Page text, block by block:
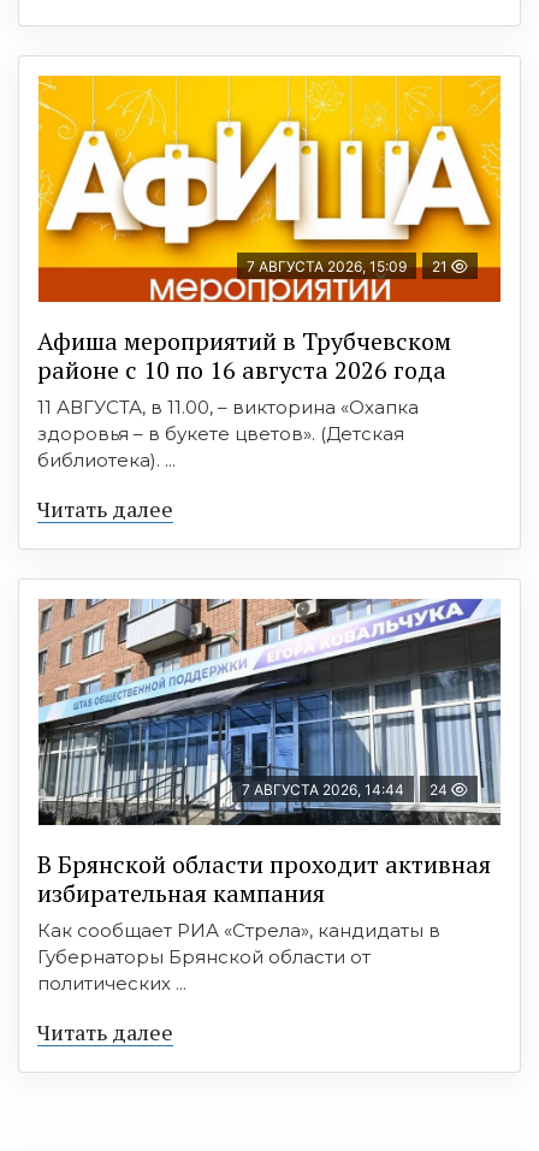
7 АВГУСТА 2026, 15:09 21
Афиша мероприятий в Трубчевском
районе с 10 по 16 августа 2026 года
11 АВГУСТА, в 11.00, – викторина «Охапка
здоровья – в букете цветов». (Детская
библиотека). ...
Читать далее
7 АВГУСТА 2026, 14:44 24
В Брянской области проходит активная
избирательная кампания
Как сообщает РИА «Стрела», кандидаты в
Губернаторы Брянской области от
политических ...
Читать далее